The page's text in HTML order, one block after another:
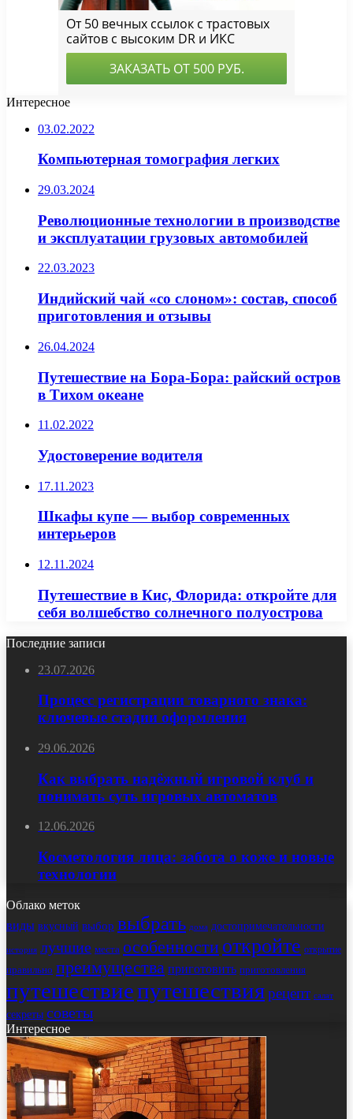
Интересное
03.02.2022
Компьютерная томография легких
29.03.2024
Революционные технологии в производстве
и эксплуатации грузовых автомобилей
22.03.2023
Индийский чай «со слоном»: состав, способ
приготовления и отзывы
26.04.2024
Путешествие на Бора-Бора: райский остров
в Тихом океане
11.02.2022
Удостоверение водителя
17.11.2023
Шкафы купе — выбор современных
интерьеров
12.11.2024
Путешествие в Кис, Флорида: откройте для
себя волшебство солнечного полуострова
Последние записи
23.07.2026
Процесс регистрации товарного знака:
ключевые стадии оформления
29.06.2026
Как выбрать надёжный игровой клуб и
понимать суть игровых автоматов
12.06.2026
Косметология лица: забота о коже и новые
технологии
Облако меток
виды вкусный выбор выбрать дома достопримечательности
история лучшие места особенности откройте открытие
правильно преимущества приготовить приготовления
путешествиепутешествиярецепт салат
секреты советы
Интересное